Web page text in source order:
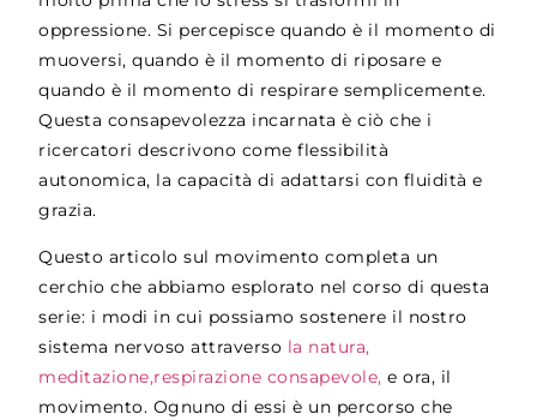
oppressione. Si percepisce quando è il momento di
muoversi, quando è il momento di riposare e
quando è il momento di respirare semplicemente.
Questa consapevolezza incarnata è ciò che i
ricercatori descrivono come flessibilità
autonomica, la capacità di adattarsi con fluidità e
grazia.
Questo articolo sul movimento completa un
cerchio che abbiamo esplorato nel corso di questa
serie: i modi in cui possiamo sostenere il nostro
sistema nervoso attraverso la natura,
meditazione,respirazione consapevole,e ora, il
movimento. Ognuno di essi è un percorso che